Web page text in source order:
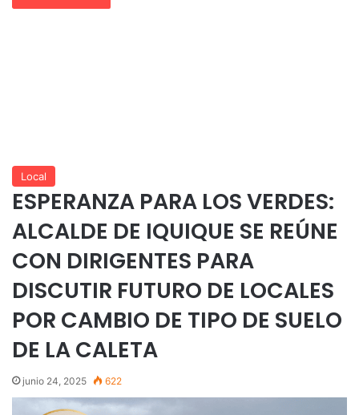
Local
ESPERANZA PARA LOS VERDES:
ALCALDE DE IQUIQUE SE REÚNE
CON DIRIGENTES PARA
DISCUTIR FUTURO DE LOCALES
POR CAMBIO DE TIPO DE SUELO
DE LA CALETA
junio 24, 2025 622